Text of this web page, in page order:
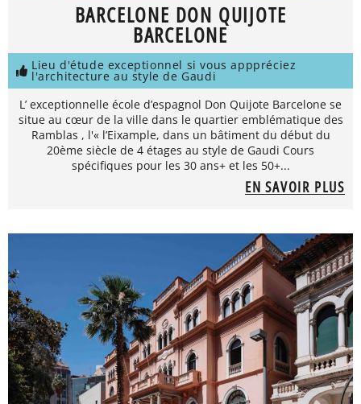
BARCELONE DON QUIJOTE
BARCELONE
Lieu d'étude exceptionnel si vous apppréciez
l'architecture au style de Gaudi
L’ exceptionnelle école d’espagnol Don Quijote Barcelone se
situe au cœur de la ville dans le quartier emblématique des
Ramblas , l'« l’Eixample, dans un bâtiment du début du
20ème siècle de 4 étages au style de Gaudi Cours
spécifiques pour les 30 ans+ et les 50+...
EN SAVOIR PLUS